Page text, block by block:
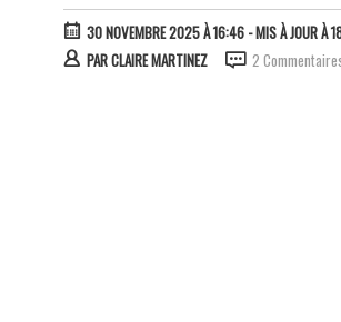
30 NOVEMBRE 2025 À 16:46- MIS À JOUR À
PARCLAIRE MARTINEZ 2